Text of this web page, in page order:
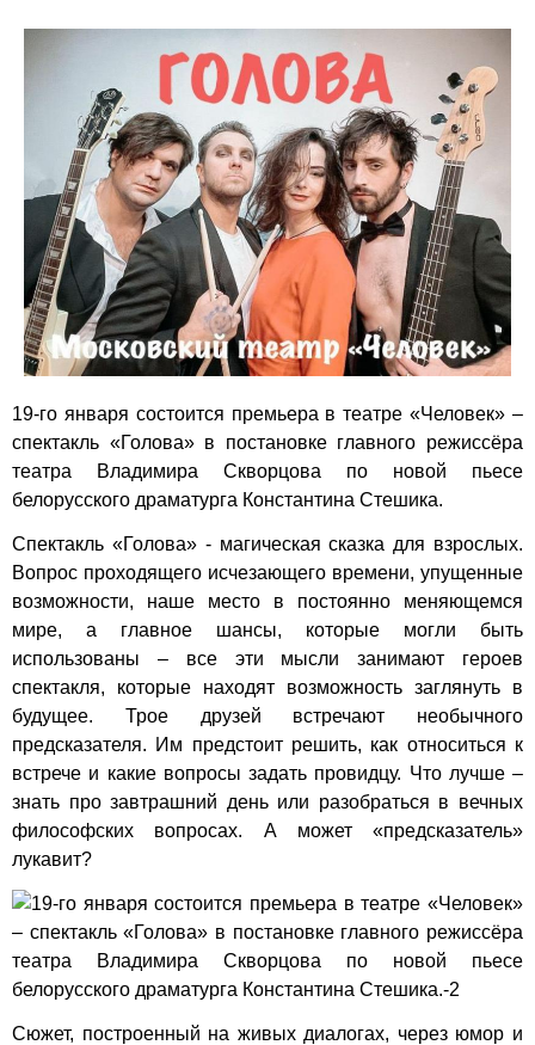
19-го января состоится премьера в театре «Человек» –
спектакль «Голова» в постановке главного режиссёра
театра Владимира Скворцова по новой пьесе
белорусского драматурга Константина Стешика.
Спектакль «Голова» - магическая сказка для взрослых.
Вопрос проходящего исчезающего времени, упущенные
возможности, наше место в постоянно меняющемся
мире, а главное шансы, которые могли быть
использованы – все эти мысли занимают героев
спектакля, которые находят возможность заглянуть в
будущее. Трое друзей встречают необычного
предсказателя. Им предстоит решить, как относиться к
встрече и какие вопросы задать провидцу. Что лучше –
знать про завтрашний день или разобраться в вечных
философских вопросах. А может «предсказатель»
лукавит?
Сюжет, построенный на живых диалогах, через юмор и